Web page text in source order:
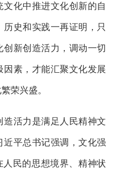
化中推进文化创新的自
史和实践一再证明，只
新创造活力，调动一切
素，才能汇聚文化发展
荣兴盛。
活力是满足人民精神文
平总书记强调，文化强
人民的思想境界、精神状